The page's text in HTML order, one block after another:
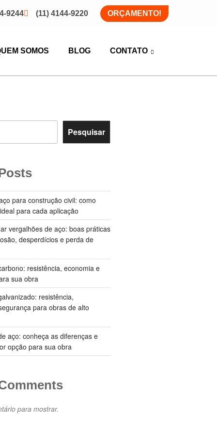
9244 (11) 4144-9220 ORÇAMENTO!
SOMOS BLOG CONTATO
Pesquisar
para construção civil: como
para cada aplicação
vergalhões de aço: boas práticas
desperdícios e perda de
resistência, economia e
sua obra
resistência,
para obras de alto
aço: conheça as diferenças e
opção para sua obra
para mostrar.